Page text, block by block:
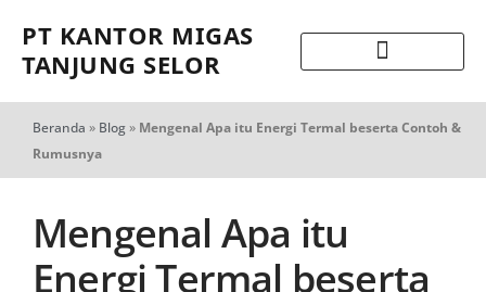
PT KANTOR MIGAS
TANJUNG SELOR
Beranda » Blog» Mengenal Apa itu Energi Termal beserta Contoh &
Rumusnya
Mengenal Apa itu
Energi Termal beserta